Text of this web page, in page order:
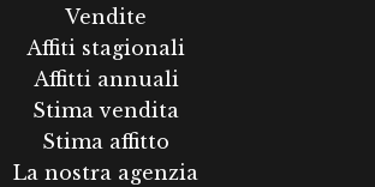
Vendite
Affiti stagionali
Affitti annuali
Stima vendita
Stima affitto
La nostra agenzia